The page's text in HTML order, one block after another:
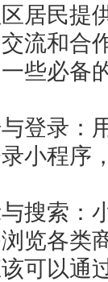
居民提
流和合
些必备
登录：
小程序
搜索：
览各类
可以通